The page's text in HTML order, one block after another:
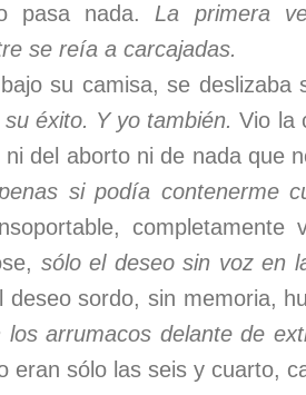
pasa nada. La primera
se reía a carcajadas.
su camisa, se deslizaba
éxito. Y yo también. Vio la
del aborto ni de nada que
si podía contenerme
completamente
sólo el deseo sin voz en
deseo sordo, sin memoria,
arrumacos delante de
eran sólo las seis y cuarto,